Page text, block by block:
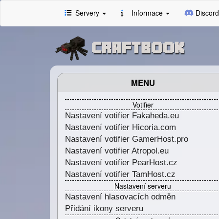
Servery Informace Discord
MENU
Votifier
Nastavení votifier Fakaheda.eu
Nastavení votifier Hicoria.com
Nastavení votifier GamerHost.pro
Nastavení votifier Atropol.eu
Nastavení votifier PearHost.cz
Nastavení votifier TamHost.cz
Nastavení serveru
Nastavení hlasovacích odměn
Přidání ikony serveru